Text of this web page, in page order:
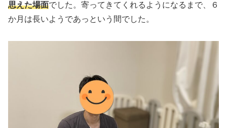
思えた場面でした。寄ってきてくれるようになるまで、６
か月は長いようであっという間でした。